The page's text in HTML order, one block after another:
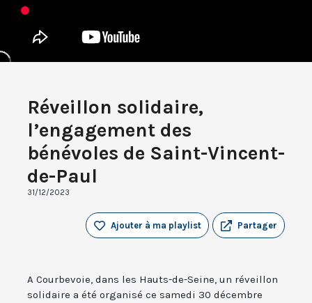
Réveillon solidaire,
l’engagement des
bénévoles de Saint-Vincent-
de-Paul
31/12/2023
Partager
Ajouter à ma playlist
A Courbevoie, dans les Hauts-de-Seine, un réveillon
solidaire a été organisé ce samedi 30 décembre